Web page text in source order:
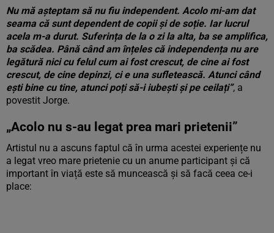
Nu mă așteptam să nu fiu independent. Acolo mi-am dat
seama că sunt dependent de copii și de soție. Iar lucrul
acela m-a durut. Suferința de la o zi la alta, ba se amplifica,
ba scădea. Până când am înțeles că independența nu are
legătură nici cu felul cum ai fost crescut, de cine ai fost
crescut, de cine depinzi, ci e una sufletească. Atunci când
ești bine cu tine, atunci poți să-i iubești și pe ceilați”, a
povestit Jorge.
„Acolo nu s-au legat prea mari prietenii”
Artistul nu a ascuns faptul că în urma acestei experiențe nu
a legat vreo mare prietenie cu un anume participant și că
important în viață este să muncească și să facă ceea ce-i
place: